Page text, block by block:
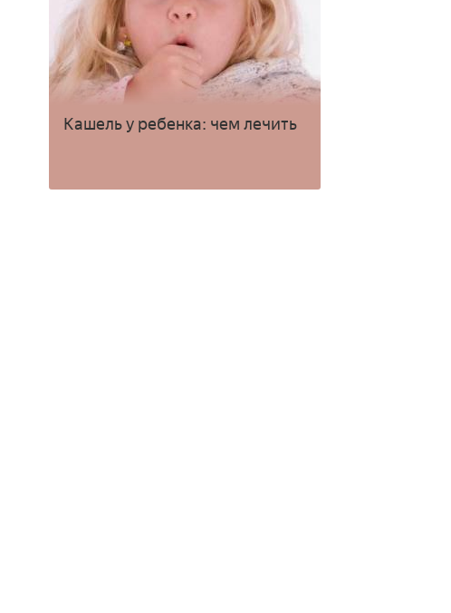
Кашель у ребенка: чем лечить